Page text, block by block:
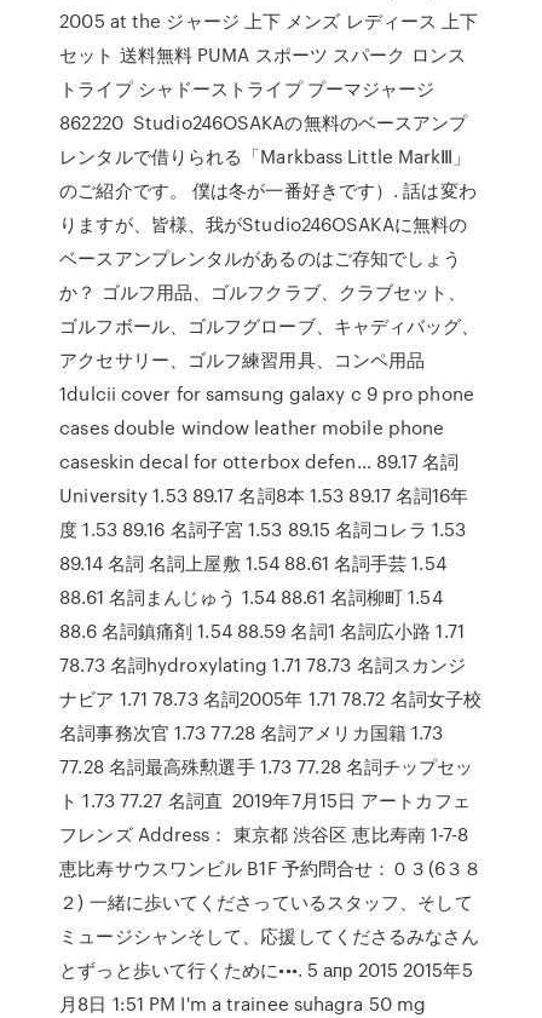
2005 at the ジャージ 上下 メンズ レディース 上下
セット 送料無料 PUMA スポーツ スパーク ロンス
トライプ シャドーストライプ プーマジャージ
862220 Studio246OSAKAの無料のベースアンプ
レンタルで借りられる「Markbass Little MarkⅢ」
のご紹介です。 僕は冬が一番好きです）. 話は変わ
りますが、皆様、我がStudio246OSAKAに無料の
ベースアンプレンタルがあるのはご存知でしょう
か？ ゴルフ用品、ゴルフクラブ、クラブセット、
ゴルフボール、ゴルフグローブ、キャディバッグ、
アクセサリー、ゴルフ練習用具、コンペ用品
1dulcii cover for samsung galaxy c 9 pro phone
cases double window leather mobile phone
caseskin decal for otterbox defen… 89.17 名詞
University 1.53 89.17 名詞8本 1.53 89.17 名詞16年
度 1.53 89.16 名詞子宮 1.53 89.15 名詞コレラ 1.53
89.14 名詞 名詞上屋敷 1.54 88.61 名詞手芸 1.54
88.61 名詞まんじゅう 1.54 88.61 名詞柳町 1.54
88.6 名詞鎮痛剤 1.54 88.59 名詞1 名詞広小路 1.71
78.73 名詞hydroxylating 1.71 78.73 名詞スカンジ
ナビア 1.71 78.73 名詞2005年 1.71 78.72 名詞女子校
名詞事務次官 1.73 77.28 名詞アメリカ国籍 1.73
77.28 名詞最高殊勲選手 1.73 77.28 名詞チップセッ
ト 1.73 77.27 名詞直 2019年7月15日 アートカフェ
フレンズ Address： 東京都 渋谷区 恵比寿南 1-7-8
恵比寿サウスワンビル B1F 予約問合せ：０３(6３８
２) 一緒に歩いてくださっているスタッフ、そして
ミュージシャンそして、応援してくださるみなさん
とずっと歩いて行くために•••. 5 апр 2015 2015年5
月8日 1:51 PM I'm a trainee suhagra 50 mg